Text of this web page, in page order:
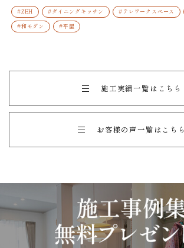
#ZEH #ダイニングキッチン #テレワークスペース
#和モダン
#平屋
施工実績一覧はこちら
お客様の声一覧はこちら